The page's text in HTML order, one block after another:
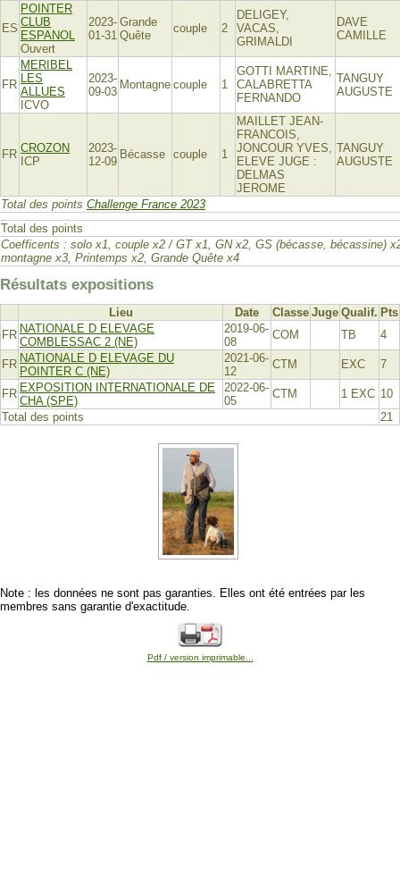
ES
POINTER
CLUB
ESPANOL
Ouvert
2023-
01-31
Grande
Quête
couple 2
DELIGEY,
VACAS,
GRIMALDI
DAVE
CAMILLE
FR
MERIBEL
LES
ALLUES
ICVO
2023-
09-03
Montagne couple 1
GOTTI MARTINE,
CALABRETTA
FERNANDO
TANGUY
AUGUSTE
FR CROZON
ICP
2023-
12-09
Bécasse couple 1
MAILLET JEAN-
FRANCOIS,
JONCOUR YVES,
ELEVE JUGE :
DELMAS
JEROME
TANGUY
AUGUSTE
Total des points Challenge France 2023
Total des points
Coefficents : solo x1, couple x2 / GT x1, GN x2, GS (bécasse, bécassine)
montagne x3, Printemps x2, Grande Quête x4
Résultats expositions
Lieu Date Classe Juge Qualif. Pts
FR NATIONALE D ELEVAGE
COMBLESSAC 2 (NE)
2019-06-
08
COM TB 4
FR NATIONALE D ELEVAGE DU
POINTER C (NE)
2021-06-
12
CTM EXC 7
FR EXPOSITION INTERNATIONALE DE
CHA (SPE)
2022-06-
05
CTM 1 EXC 10
Total des points
21
Note : les données ne sont pas garanties. Elles ont été entrées par les
membres sans garantie d'exactitude.
Pdf / version imprimable...